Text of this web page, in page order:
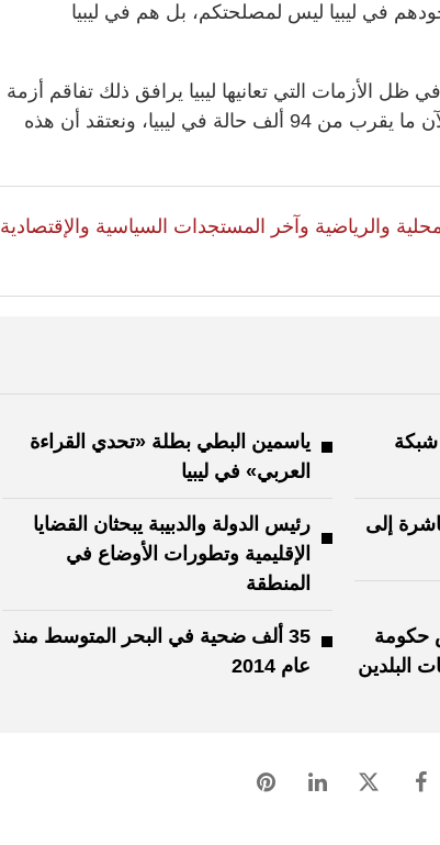
في ليبيا ليس لمصلحتكم، بل هم في ليبيا
ظل الأزمات التي تعانيها ليبيا يرافق ذلك تفاقم أزمة
جائحة كورونا. وتابعت: «لديكم الآن ما يقرب من 94 ألف حالة في ليبيا، ونعتقد أن هذه
والرياضية وآخر المستجدات السياسية والإقتصادية
شبكة
ياسمين البطي بطلة «تحدي القراءة
العربي» في ليبيا
إلى
رئيس الدولة والدبيبة يبحثان القضايا
الإقليمية وتطورات الأوضاع في
المنطقة
حكومة
البلدين
35 ألف ضحية في البحر المتوسط منذ
عام 2014